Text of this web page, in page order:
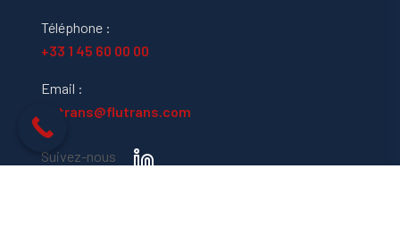
Téléphone :
+33 1 45 60 00 00
Email :
flutrans@flutrans.com
Suivez-nous